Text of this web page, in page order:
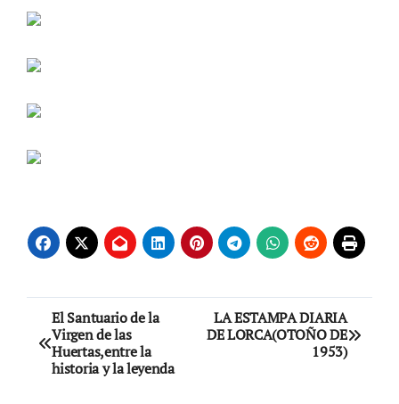
Navegación
de
entradas
El Santuario de la
Virgen de las
Huertas,entre la
historia y la leyenda
LA ESTAMPA DIARIA
DE LORCA(OTOÑO DE
1953)